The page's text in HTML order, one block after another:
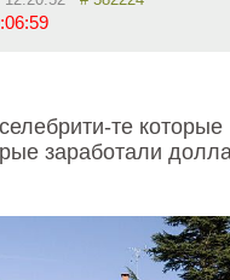
те которые
заработали